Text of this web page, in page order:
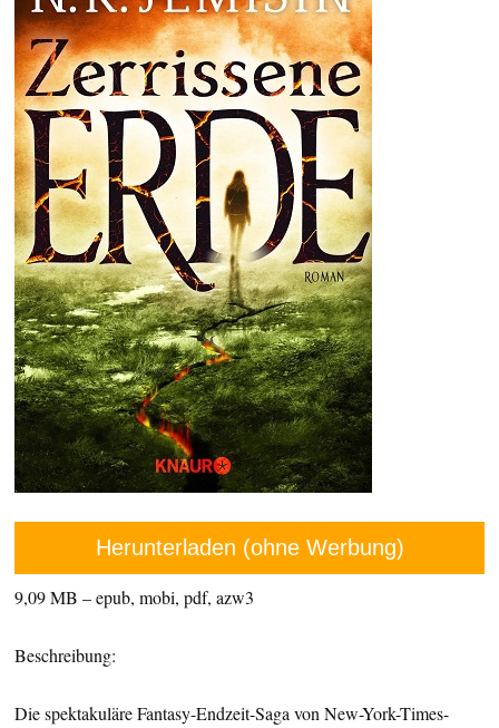
Herunterladen (ohne Werbung)
9,09 MB – epub, mobi, pdf, azw3
Beschreibung:
Die spektakuläre Fantasy-Endzeit-Saga von New-York-Times-